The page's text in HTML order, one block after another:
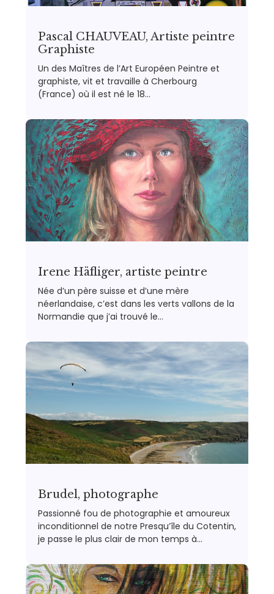
Pascal CHAUVEAU, Artiste peintre
Graphiste
Un des Maîtres de l’Art Européen Peintre et
graphiste, vit et travaille à Cherbourg
(France) où il est né le 18…
Irene Häfliger, artiste peintre
Née d’un père suisse et d’une mère
néerlandaise, c’est dans les verts vallons de la
Normandie que j’ai trouvé le…
Brudel, photographe
Passionné fou de photographie et amoureux
inconditionnel de notre Presqu’île du Cotentin,
je passe le plus clair de mon temps à…